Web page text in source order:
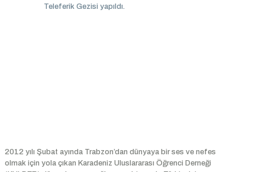
Teleferik Gezisi yapıldı.
2012 yılı Şubat ayında Trabzon’dan dünyaya bir ses ve nefes
olmak için yola çıkan Karadeniz Uluslararası Öğrenci Derneği